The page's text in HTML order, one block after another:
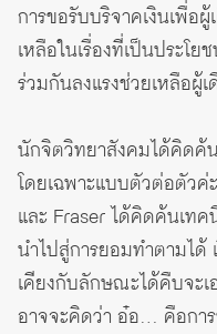
การขอรับบริจาคเงินเพื่อ
เหลือในเรื่องที่เป็นประโ
ร่วมกันลงแรงช่วยเหลือผู้
นักจิตวิทยาสังคมได้คิดค้
โดยเฉพาะแบบตัวต่อตัวค่
และ Fraser ได้คิดค้นเท
นำไปสู่การยอมทำตามได้
เคียงกับลักษณะได้คืบจะ
อาจจะคิดว่า อ๋อ… คือกา